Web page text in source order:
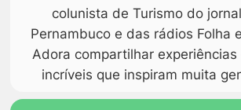
colunista de Turismo do
Pernambuco e das rádios Folha
Adora compartilhar
incríveis que inspiram muita